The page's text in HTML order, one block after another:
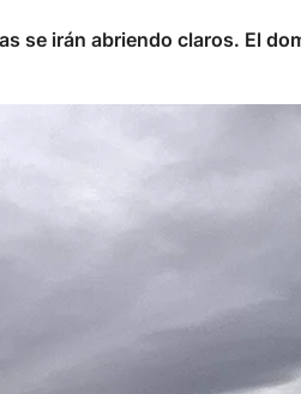
se irán abriendo claros. El